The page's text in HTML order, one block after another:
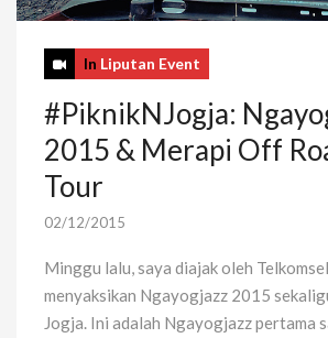
In Liputan Event
#PiknikNJogja:
2015 & Merapi Off
Tour
02/12/2015
Minggu lalu, saya diajak oleh
menyaksikan Ngayogjazz 2015
Jogja. Ini adalah Ngayogjazz pertama